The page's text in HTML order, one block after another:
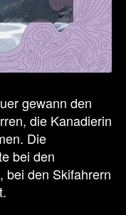
gewann den
die Kanadierin
Die
bei den
bei den Skifahrern